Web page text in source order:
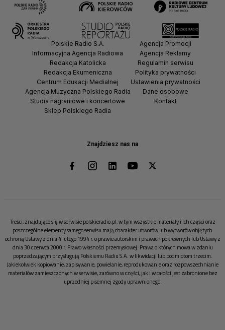
Znajdziesz nas na
Polskie Radio S.A.
Informacyjna Agencja Radiowa
Redakcja Katolicka
Redakcja Ekumeniczna
Centrum Edukacji Medialnej
Agencja Muzyczna Polskiego Radia
Studia nagraniowe i koncertowe
Sklep Polskiego Radia
Agencja Promocji
Agencja Reklamy
Regulamin serwisu
Polityka prywatności
Ustawienia prywatności
Dane osobowe
Kontakt
Treści, znajdujące się w serwisie polskieradio.pl, w tym wszystkie materiały i ich części oraz
poszczególne elementy samego serwisu mają charakter utworów lub wytworów objętych
ochroną Ustawy z dnia 4 lutego 1994 r. o prawie autorskim i prawach pokrewnych lub Ustawy z
dnia 30 czerwca 2000 r. Prawo własności przemysłowej. Prawa o których mowa w zdaniu
poprzedzającym przysługują Polskiemu Radiu S.A. w likwidacji lub podmiotom trzecim.
Jakiekolwiek kopiowanie, zapisywanie, powielanie, reprodukowanie oraz rozpowszechnianie
materiałów zamieszczonych w serwisie, zarówno w części, jak i w całości jest zabronione bez
uprzedniej pisemnej zgody uprawnionego.